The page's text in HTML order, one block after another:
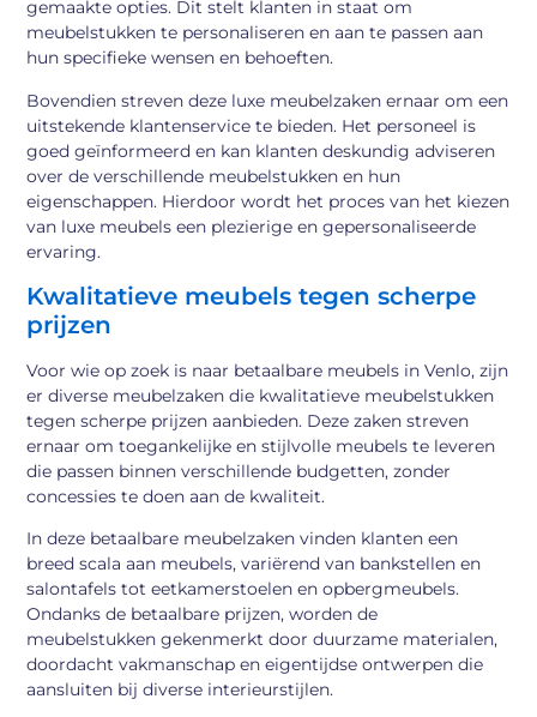
gemaakte opties. Dit stelt klanten in staat om
meubelstukken te personaliseren en aan te passen aan
hun specifieke wensen en behoeften.
Bovendien streven deze luxe meubelzaken ernaar om een
uitstekende klantenservice te bieden. Het personeel is
goed geïnformeerd en kan klanten deskundig adviseren
over de verschillende meubelstukken en hun
eigenschappen. Hierdoor wordt het proces van het kiezen
van luxe meubels een plezierige en gepersonaliseerde
ervaring.
Kwalitatieve meubels tegen scherpe
prijzen
Voor wie op zoek is naar betaalbare meubels in Venlo, zijn
er diverse meubelzaken die kwalitatieve meubelstukken
tegen scherpe prijzen aanbieden. Deze zaken streven
ernaar om toegankelijke en stijlvolle meubels te leveren
die passen binnen verschillende budgetten, zonder
concessies te doen aan de kwaliteit.
In deze betaalbare meubelzaken vinden klanten een
breed scala aan meubels, variërend van bankstellen en
salontafels tot eetkamerstoelen en opbergmeubels.
Ondanks de betaalbare prijzen, worden de
meubelstukken gekenmerkt door duurzame materialen,
doordacht vakmanschap en eigentijdse ontwerpen die
aansluiten bij diverse interieurstijlen.